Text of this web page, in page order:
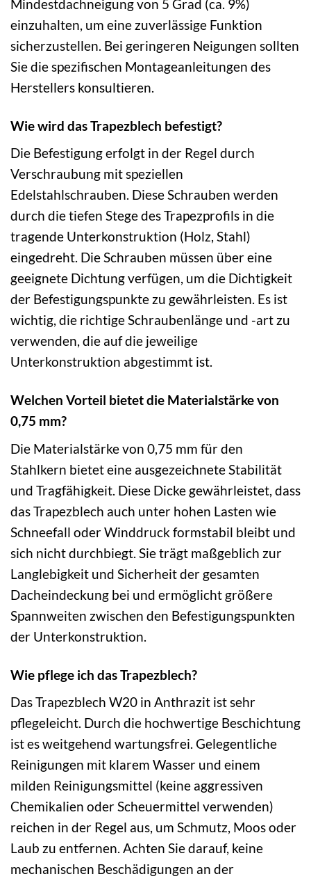
Mindestdachneigung von 5 Grad (ca. 9%)
einzuhalten, um eine zuverlässige Funktion
sicherzustellen. Bei geringeren Neigungen sollten
Sie die spezifischen Montageanleitungen des
Herstellers konsultieren.
Wie wird das Trapezblech befestigt?
Die Befestigung erfolgt in der Regel durch
Verschraubung mit speziellen
Edelstahlschrauben. Diese Schrauben werden
durch die tiefen Stege des Trapezprofils in die
tragende Unterkonstruktion (Holz, Stahl)
eingedreht. Die Schrauben müssen über eine
geeignete Dichtung verfügen, um die Dichtigkeit
der Befestigungspunkte zu gewährleisten. Es ist
wichtig, die richtige Schraubenlänge und -art zu
verwenden, die auf die jeweilige
Unterkonstruktion abgestimmt ist.
Welchen Vorteil bietet die Materialstärke von
0,75 mm?
Die Materialstärke von 0,75 mm für den
Stahlkern bietet eine ausgezeichnete Stabilität
und Tragfähigkeit. Diese Dicke gewährleistet, dass
das Trapezblech auch unter hohen Lasten wie
Schneefall oder Winddruck formstabil bleibt und
sich nicht durchbiegt. Sie trägt maßgeblich zur
Langlebigkeit und Sicherheit der gesamten
Dacheindeckung bei und ermöglicht größere
Spannweiten zwischen den Befestigungspunkten
der Unterkonstruktion.
Wie pflege ich das Trapezblech?
Das Trapezblech W20 in Anthrazit ist sehr
pflegeleicht. Durch die hochwertige Beschichtung
ist es weitgehend wartungsfrei. Gelegentliche
Reinigungen mit klarem Wasser und einem
milden Reinigungsmittel (keine aggressiven
Chemikalien oder Scheuermittel verwenden)
reichen in der Regel aus, um Schmutz, Moos oder
Laub zu entfernen. Achten Sie darauf, keine
mechanischen Beschädigungen an der